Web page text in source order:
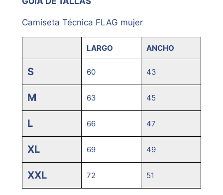
Camiseta Técnica FLAG mujer
LARGO ANCHO
S 60 43
M 63 45
L 66 47
XL 69 49
XXL 72 51